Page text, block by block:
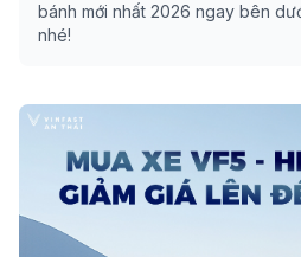
bánh mới nhất 2026 ngay bên
nhé!